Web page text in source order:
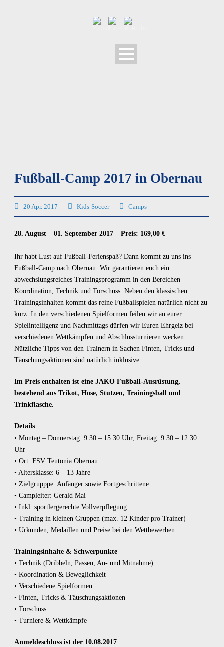
Fußball-Camp 2017 in Obernau
20 Apr. 2017 Kids-Soccer Camps
28. August – 01. September 2017 – Preis: 169,00 €
Ihr habt Lust auf Fußball-Ferienspaß? Dann kommt zu uns ins
Fußball-Camp nach Obernau. Wir garantieren euch ein
abwechslungsreiches Trainingsprogramm in den Bereichen
Koordination, Technik und Torschuss. Neben den klassischen
Trainingsinhalten kommt das reine Fußballspielen natürlich nicht zu
kurz. In den verschiedenen Spielformen feilen wir an eurer
Spielintelligenz und Nachmittags dürfen wir Euren Ehrgeiz bei
verschiedenen Wettkämpfen und Abschlussturnieren wecken.
Nützliche Tipps von den Trainern in Sachen Finten, Tricks und
Täuschungsaktionen sind natürlich inklusive.
Im Preis enthalten ist eine JAKO Fußball-Ausrüstung,
bestehend aus Trikot, Hose, Stutzen, Trainingsball und
Trinkflasche.
Details
• Montag – Donnerstag: 9:30 – 15:30 Uhr; Freitag: 9:30 – 12:30
Uhr
• Ort: FSV Teutonia Obernau
• Altersklasse: 6 – 13 Jahre
• Zielgrupppe: Anfänger sowie Fortgeschrittene
• Campleiter: Gerald Mai
• Inkl. sportlergerechte Vollverpflegung
• Training in kleinen Gruppen (max. 12 Kinder pro Trainer)
• Urkunden, Medaillen und Preise bei den Wettbewerben
Trainingsinhalte & Schwerpunkte
• Technik (Dribbeln, Passen, An- und Mitnahme)
• Koordination & Beweglichkeit
• Verschiedene Spielformen
• Finten, Tricks & Täuschungsaktionen
• Torschuss
• Turniere & Wettkämpfe
Anmeldeschluss ist der 10.08.2017